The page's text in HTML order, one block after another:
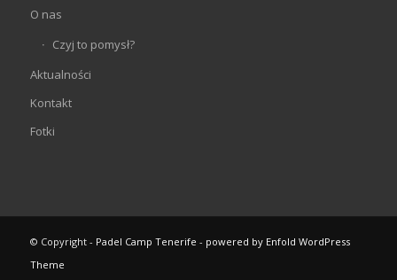
O nas
Czyj to pomysł?
Aktualności
Kontakt
Fotki
© Copyright - Padel Camp Tenerife - powered by Enfold WordPress
Theme